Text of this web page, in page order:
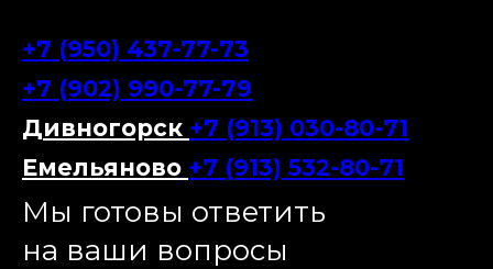
+7 (950) 437-77-73
+7 (902) 990-77-79
Дивногорск +7 (913) 030-80-71
Емельяново +7 (913) 532-80-71
Мы готовы ответить
на ваши вопросы